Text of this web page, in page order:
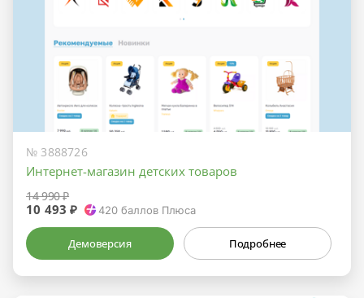
№ 3888726
Интернет-магазин детских товаров
14 990 ₽
10 493 ₽ 420баллов Плюса
Демоверсия Подробнее